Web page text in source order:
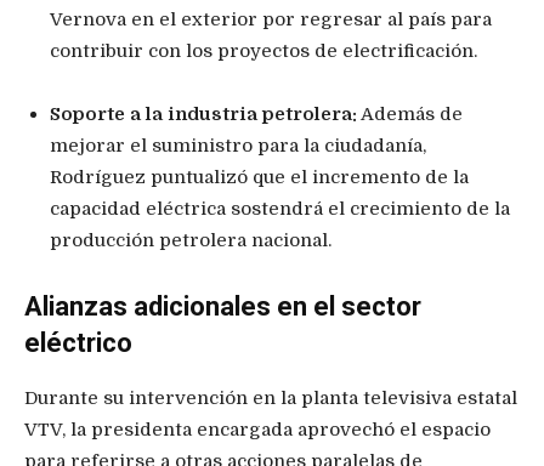
Vernova en el exterior por regresar al país para
contribuir con los proyectos de electrificación.
Soporte a la industria petrolera: Además de
mejorar el suministro para la ciudadanía,
Rodríguez puntualizó que el incremento de la
capacidad eléctrica sostendrá el crecimiento de la
producción petrolera nacional.
Alianzas adicionales en el sector
eléctrico
Durante su intervención en la planta televisiva estatal
VTV, la presidenta encargada aprovechó el espacio
para referirse a otras acciones paralelas de